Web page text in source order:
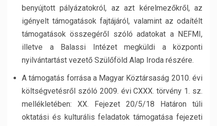
benyújtott pályázatokról, az azt kérelmezőkről, az
igényelt támogatások fajtájáról, valamint az odaítélt
támogatások összegéről szóló adatokat a NEFMI,
illetve a Balassi Intézet megküldi a központi
nyilvántartást vezető Szülőföld Alap Iroda részére.
A támogatás forrása a Magyar Köztársaság 2010. évi
költségvetésről szóló 2009. évi CXXX. törvény 1. sz.
mellékletében: XX. Fejezet 20/5/18 Határon túli
oktatási és kulturális feladatok támogatása fejezeti